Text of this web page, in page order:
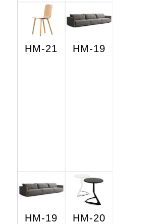
HM-21 HM-19
HM-19 HM-20